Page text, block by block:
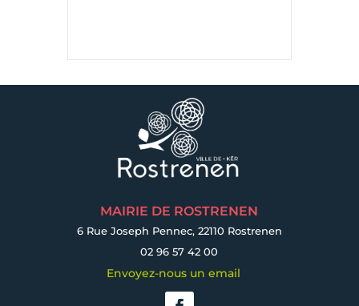
MAIRIE DE ROSTRENEN
6 Rue Joseph Pennec, 22110 Rostrenen
02 96 57 42 00
Envoyez-nous un email